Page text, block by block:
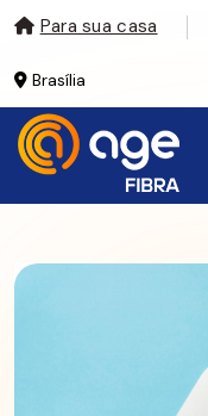
Para sua casa
Brasília